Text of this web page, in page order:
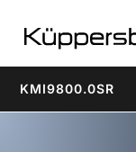
KMI9800.0SR